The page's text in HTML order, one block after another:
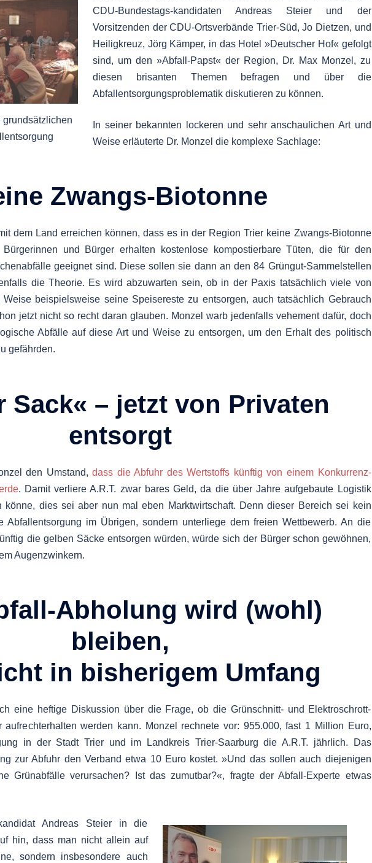
grundsätzlichen
CDU-Bundestags-kandidaten Andreas Steier und der
Vorsitzenden der CDU-Ortsverbände Trier-Süd, Jo Dietzen, und
Heiligkreuz, Jörg Kämper, in das Hotel »Deutscher Hof« gefolgt
sind, um den »Abfall-Papst« der Region, Dr. Max Monzel, zu
diesen brisanten Themen befragen und über die
Abfallentsorgungsproblematik diskutieren zu können.
In seiner bekannten lockeren und sehr anschaulichen Art und
Weise erläuterte Dr. Monzel die komplexe Sachlage:
Zwangs-Biotonne
dem Land erreichen können, dass es in der Region Trier keine Zwangs-Biotonne
und Bürger erhalten kostenlose kompostierbare Tüten, die für den
geeignet sind. Diese sollen sie dann an den 84 Grüngut-Sammelstellen
die Theorie. Es wird abzuwarten sein, ob in der Paxis tatsächlich viele von
beispielsweise seine Speisereste zu entsorgen, auch tatsächlich Gebrauch
jetzt nicht so recht daran glauben. Monzel warb jedenfalls vehement dafür, doch
Abfälle auf diese Art und Weise zu entsorgen, um den Erhalt des politisch
gefährden.
Sack« – jetzt von Privaten
entsorgt
den Umstand,dass die Abfuhr des Wertstoffs künftig von einem Konkurrenz-
. Damit verliere A.R.T. zwar bares Geld, da die über Jahre aufgebaute Logistik
könne, dies sei aber nun mal eben Marktwirtschaft. Denn dieser Bereich sei kein
Abfallentsorgung im Übrigen, sondern unterliege dem freien Wettbewerb. An die
die gelben Säcke entsorgen würden, würde sich der Bürger schon gewöhnen,
Augenzwinkern.
Abholung wird (wohl)
bleiben,
in bisherigem Umfang
eine heftige Diskussion über die Frage, ob die Grünschnitt- und Elektroschrott-
werden kann. Monzel rechnete vor: 955.000, fast 1 Million Euro,
in der Stadt Trier und im Landkreis Trier-Saarburg die A.R.T. jährlich. Das
zur Abfuhr den Verband etwa 10 Euro kostet. »Und das sollen auch diejenigen
Grünabfälle verursachen? Ist das zumutbar?«, fragte der Abfall-Experte etwas
Andreas Steier in die
hin, dass man nicht allein auf
sondern insbesondere auch